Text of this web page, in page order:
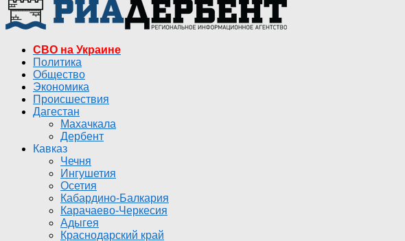
СВО на Украине
Политика
Общество
Экономика
Происшествия
Дагестан
Махачкала
Дербент
Кавказ
Чечня
Ингушетия
Осетия
Кабардино-Балкария
Карачаево-Черкесия
Адыгея
Краснодарский край